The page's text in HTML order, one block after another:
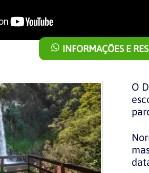
INFORMAÇÕES E
O